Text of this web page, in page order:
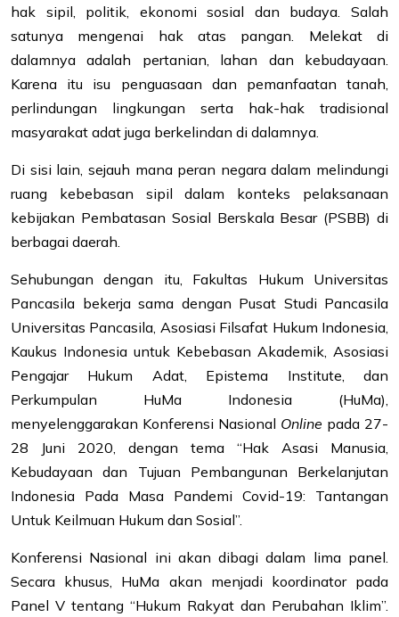
hak sipil, politik, ekonomi sosial dan budaya. Salah
satunya mengenai hak atas pangan. Melekat di
dalamnya adalah pertanian, lahan dan kebudayaan.
Karena itu isu penguasaan dan pemanfaatan tanah,
perlindungan lingkungan serta hak-hak tradisional
masyarakat adat juga berkelindan di dalamnya.
Di sisi lain, sejauh mana peran negara dalam melindungi
ruang kebebasan sipil dalam konteks pelaksanaan
kebijakan Pembatasan Sosial Berskala Besar (PSBB) di
berbagai daerah.
Sehubungan dengan itu, Fakultas Hukum Universitas
Pancasila bekerja sama dengan Pusat Studi Pancasila
Universitas Pancasila, Asosiasi Filsafat Hukum Indonesia,
Kaukus Indonesia untuk Kebebasan Akademik, Asosiasi
Pengajar Hukum Adat, Epistema Institute, dan
Perkumpulan HuMa Indonesia (HuMa),
menyelenggarakan Konferensi Nasional Online pada 27-
28 Juni 2020, dengan tema “Hak Asasi Manusia,
Kebudayaan dan Tujuan Pembangunan Berkelanjutan
Indonesia Pada Masa Pandemi Covid-19: Tantangan
Untuk Keilmuan Hukum dan Sosial”.
Konferensi Nasional ini akan dibagi dalam lima panel.
Secara khusus, HuMa akan menjadi koordinator pada
Panel V tentang “Hukum Rakyat dan Perubahan Iklim”.